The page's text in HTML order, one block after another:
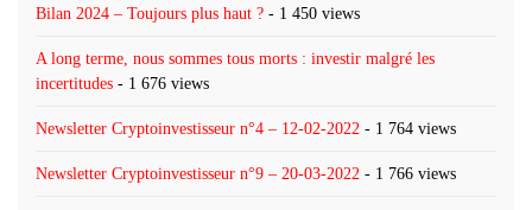
Bilan 2024 – Toujours plus haut ? - 1 450 views
A long terme, nous sommes tous morts : investir malgré les
incertitudes - 1 676 views
Newsletter Cryptoinvestisseur n°4 – 12-02-2022 - 1 764 views
Newsletter Cryptoinvestisseur n°9 – 20-03-2022 - 1 766 views